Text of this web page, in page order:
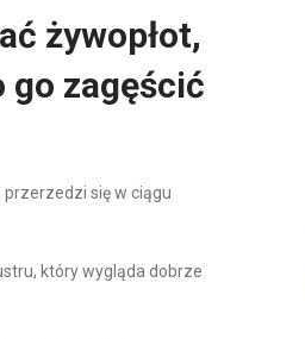
żywopłot,
go zagęścić
się w ciągu
który wygląda dobrze